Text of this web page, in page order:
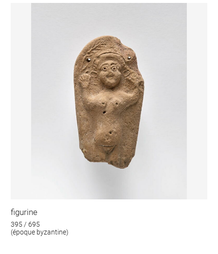
figurine
395 / 695
(époque byzantine)